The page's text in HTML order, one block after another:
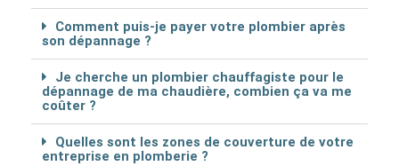
Comment puis-je payer votre plombier après
son dépannage ?
Je cherche un plombier chauffagiste pour le
dépannage de ma chaudière, combien ça va me
coûter ?
Quelles sont les zones de couverture de votre
entreprise en plomberie ?